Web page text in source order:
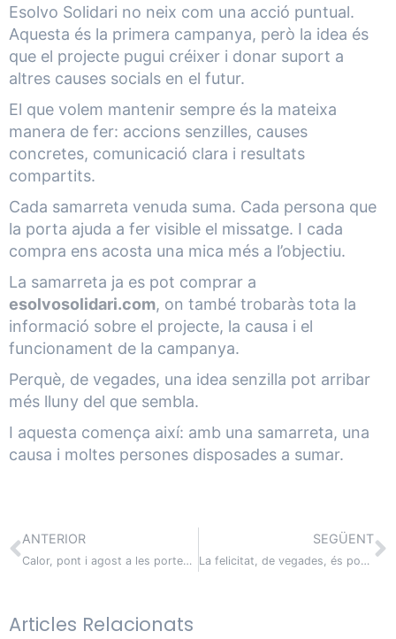
Esolvo Solidari no neix com una acció puntual.
Aquesta és la primera campanya, però la idea és
que el projecte pugui créixer i donar suport a
altres causes socials en el futur.
El que volem mantenir sempre és la mateixa
manera de fer: accions senzilles, causes
concretes, comunicació clara i resultats
compartits.
Cada samarreta venuda suma. Cada persona que
la porta ajuda a fer visible el missatge. I cada
compra ens acosta una mica més a l’objectiu.
La samarreta ja es pot comprar a
esolvosolidari.com, on també trobaràs tota la
informació sobre el projecte, la causa i el
funcionament de la campanya.
Perquè, de vegades, una idea senzilla pot arribar
més lluny del que sembla.
I aquesta comença així: amb una samarreta, una
causa i moltes persones disposades a sumar.
ANTERIOR
Calor, pont i agost a les portes: quan l’estiu posa a prova la maduresa digital de l’empresa
SEGÜENT
La felicitat, de vegades, és poder continuar sent una família
Articles Relacionats